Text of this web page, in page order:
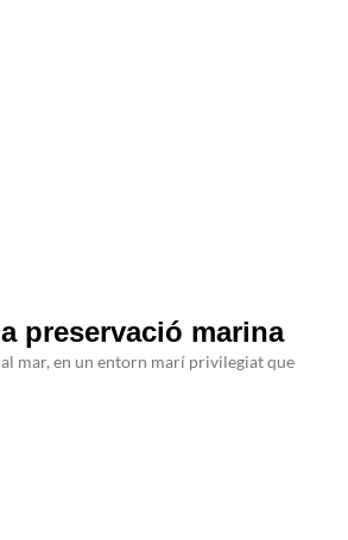
preservació marina
mar, en un entorn marí privilegiat que